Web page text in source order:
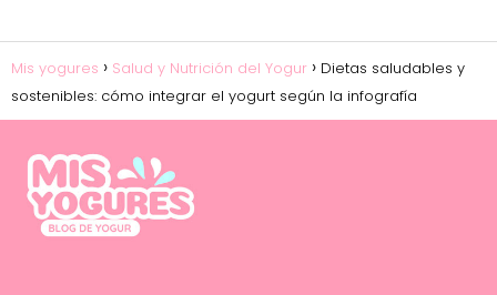
Mis yogures Salud y Nutrición del Yogur
Dietas saludables y
sostenibles: cómo integrar el yogurt según la infografía